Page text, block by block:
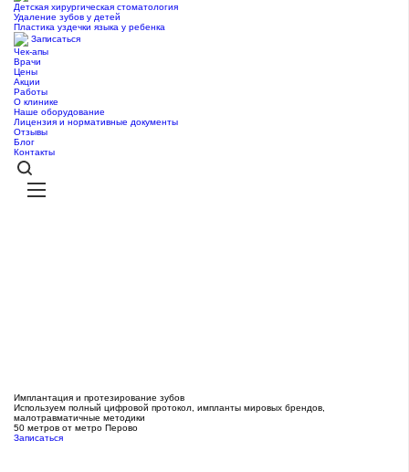
Детская хирургическая стоматология
Удаление зубов у детей
Пластика уздечки языка у ребенка
Записаться
Чек-апы
Врачи
Цены
Акции
Работы
О клинике
Наше оборудование
Лицензия и нормативные документы
Отзывы
Блог
Контакты
Имплантация и протезирование зубов
Используем полный цифровой протокол, импланты мировых брендов,
малотравматичные методики
50 метров от метро Перово
Записаться